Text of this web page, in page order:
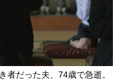
者だった夫、74歳で急逝。